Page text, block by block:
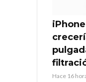
Hace 16